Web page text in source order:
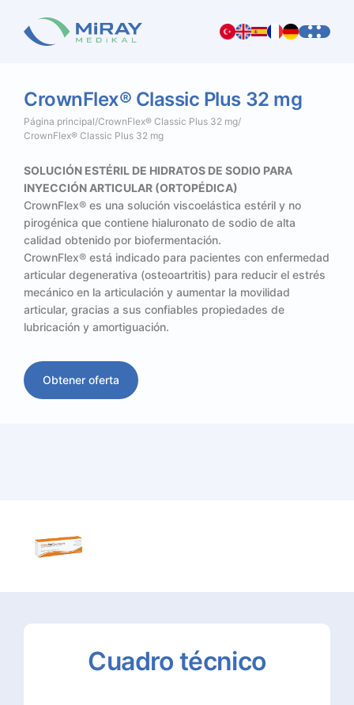
CrownFlex® Classic Plus 32 mg
Página principal/CrownFlex® Classic Plus 32 mg/
CrownFlex® Classic Plus 32 mg
SOLUCIÓN ESTÉRIL DE HIDRATOS DE SODIO PARA
INYECCIÓN ARTICULAR (ORTOPÉDICA)
CrownFlex® es una solución viscoelástica estéril y no
pirogénica que contiene hialuronato de sodio de alta
calidad obtenido por biofermentación.
CrownFlex® está indicado para pacientes con enfermedad
articular degenerativa (osteoartritis) para reducir el estrés
mecánico en la articulación y aumentar la movilidad
articular, gracias a sus confiables propiedades de
lubricación y amortiguación.
Obtener oferta
Cuadro técnico